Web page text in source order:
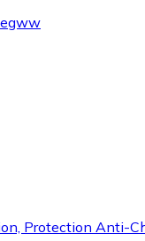
Protection Anti-